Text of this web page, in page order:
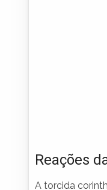
Reações
A torcida